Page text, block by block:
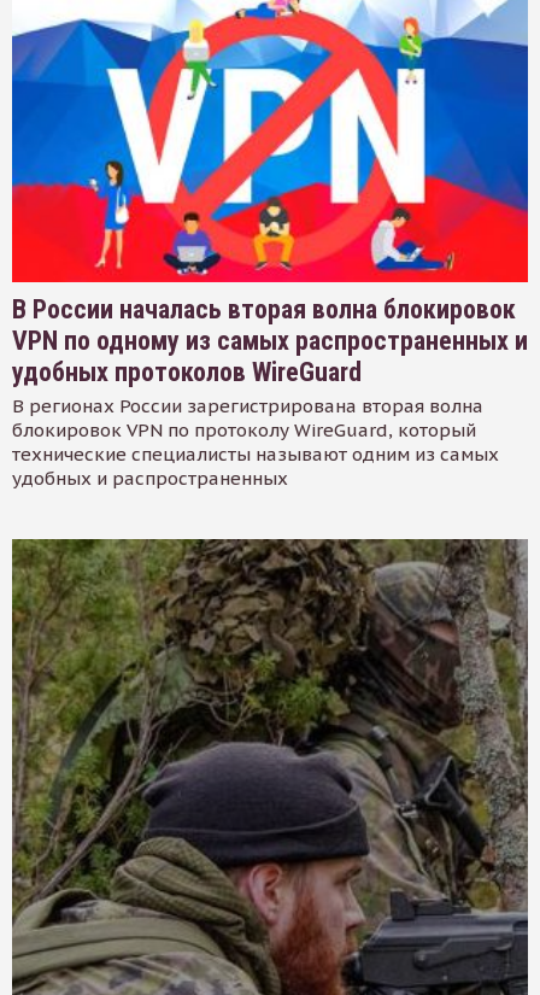
В России началась вторая волна блокировок
VPN по одному из самых распространенных и
удобных протоколов WireGuard
В регионах России зарегистрирована вторая волна
блокировок VPN по протоколу WireGuard, который
технические специалисты называют одним из самых
удобных и распространенных